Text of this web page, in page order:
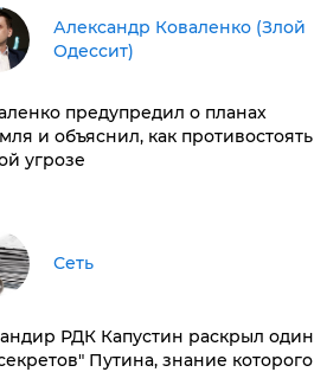
Александр Коваленко (Злой
Одессит)
предупредил о планах
и объяснил, как противостоять
угрозе
Сеть
РДК Капустин раскрыл один
Путина, знание которого